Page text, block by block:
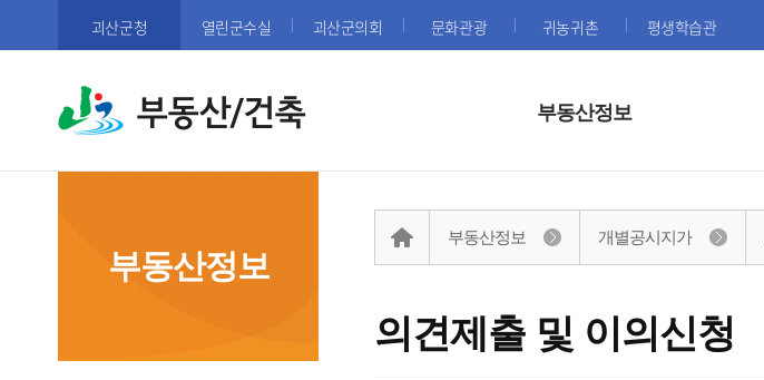
괴산군청 열린군수실 괴산군의회 문화관광 귀농귀촌 평생학습관
부동산/건축 부동산정보
부동산정보
의견제출 및 이의신청
부동산정보 개별공시지가